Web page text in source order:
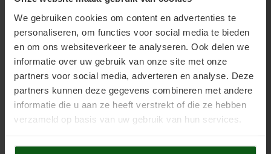
We gebruiken cookies om content en advertenties te
personaliseren, om functies voor social media te bieden
en om ons websiteverkeer te analyseren. Ook delen we
informatie over uw gebruik van onze site met onze
partners voor social media, adverteren en analyse. Deze
partners kunnen deze gegevens combineren met andere
informatie die u aan ze heeft verstrekt of die ze hebben
verzameld op basis van uw gebruik van hun services.
Alleen de beste vloercoatings
Of u nu kiest voor epoxy vloercoating, PU coating,
betonverf of garagevloer coating. De afwerking moet
sterk, duurzaam en langdurig mooi blijven. Wij
selecteren uitsluitend producten met een bewezen
superieure prijs-kwaliteitverhouding
compromissen op hechting, slijtvastheid of uitstraling.